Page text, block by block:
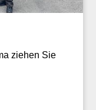
ziehen Sie